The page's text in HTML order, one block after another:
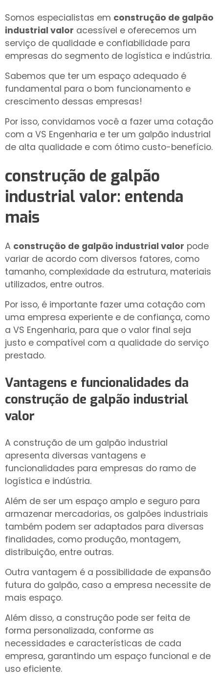
Somos especialistas em construção de galpão
industrial valor acessível e oferecemos um
serviço de qualidade e confiabilidade para
empresas do segmento de logística e indústria.
Sabemos que ter um espaço adequado é
fundamental para o bom funcionamento e
crescimento dessas empresas!
Por isso, convidamos você a fazer uma cotação
com a VS Engenharia e ter um galpão industrial
de alta qualidade e com ótimo custo-benefício.
construção de galpão
industrial valor: entenda
mais
A construção de galpão industrial valor pode
variar de acordo com diversos fatores, como
tamanho, complexidade da estrutura, materiais
utilizados, entre outros.
Por isso, é importante fazer uma cotação com
uma empresa experiente e de confiança, como
a VS Engenharia, para que o valor final seja
justo e compatível com a qualidade do serviço
prestado.
Vantagens e funcionalidades da
construção de galpão industrial
valor
A construção de um galpão industrial
apresenta diversas vantagens e
funcionalidades para empresas do ramo de
logística e indústria.
Além de ser um espaço amplo e seguro para
armazenar mercadorias, os galpões industriais
também podem ser adaptados para diversas
finalidades, como produção, montagem,
distribuição, entre outras.
Outra vantagem é a possibilidade de expansão
futura do galpão, caso a empresa necessite de
mais espaço.
Além disso, a construção pode ser feita de
forma personalizada, conforme as
necessidades e características de cada
empresa, garantindo um espaço funcional e de
uso eficiente.